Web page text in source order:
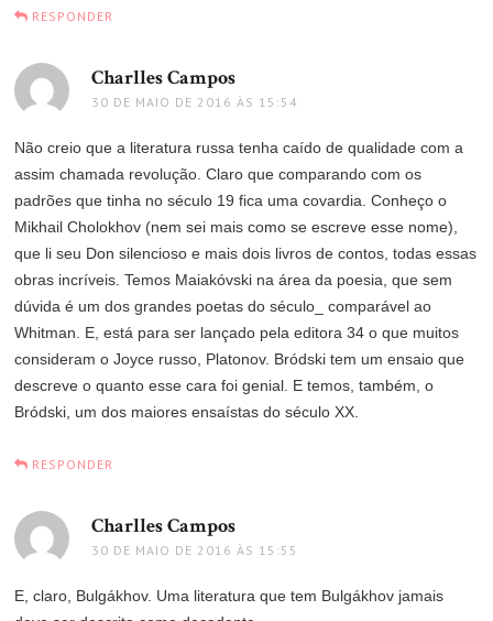
RESPONDER
Charlles Campos
30 DE MAIO DE 2016 ÀS 15:54
Não creio que a literatura russa tenha caído de qualidade com a
assim chamada revolução. Claro que comparando com os
padrões que tinha no século 19 fica uma covardia. Conheço o
Mikhail Cholokhov (nem sei mais como se escreve esse nome),
que li seu Don silencioso e mais dois livros de contos, todas essas
obras incríveis. Temos Maiakóvski na área da poesia, que sem
dúvida é um dos grandes poetas do século_ comparável ao
Whitman. E, está para ser lançado pela editora 34 o que muitos
consideram o Joyce russo, Platonov. Bródski tem um ensaio que
descreve o quanto esse cara foi genial. E temos, também, o
Bródski, um dos maiores ensaístas do século XX.
RESPONDER
Charlles Campos
30 DE MAIO DE 2016 ÀS 15:55
E, claro, Bulgákhov. Uma literatura que tem Bulgákhov jamais